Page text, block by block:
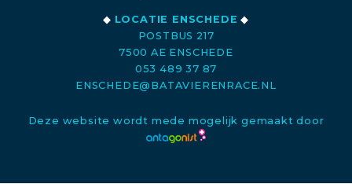
◆ LOCATIE ENSCHEDE ◆
POSTBUS 217
7500 AE ENSCHEDE
053 489 37 87
ENSCHEDE@BATAVIERENRACE.NL
Deze website wordt mede mogelijk gemaakt door